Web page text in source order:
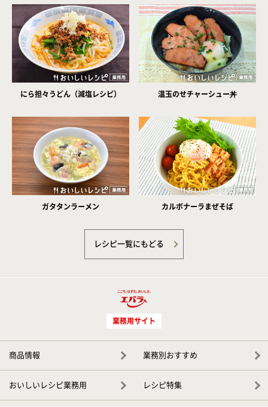
にら担々うどん（減塩レシピ） 温玉のせチャーシュー丼
ガタタンラーメン カルボナーラまぜそば
レシピ一覧にもどる
業務用サイト
商品情報 業務別おすすめ
おいしいレシピ業務用 レシピ特集